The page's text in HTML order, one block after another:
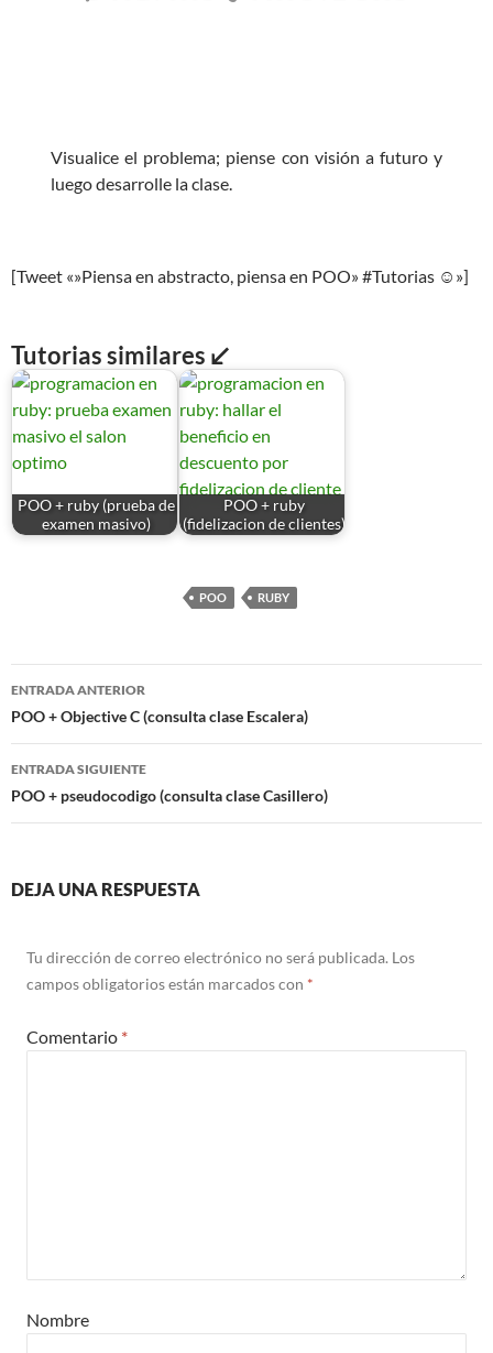
Visualice el problema; piense con visión a futuro y
luego desarrolle la clase.
[Tweet «»Piensa en abstracto, piensa en POO» #Tutorias ☺»]
Tutorias similares ↙
POO + ruby (prueba de
examen masivo)
POO + ruby
(fidelizacion de clientes)
POO RUBY
Navegación
de
entradas
ENTRADA ANTERIOR
POO + Objective C (consulta clase Escalera)
ENTRADA SIGUIENTE
POO + pseudocodigo (consulta clase Casillero)
DEJA UNA RESPUESTA
Tu dirección de correo electrónico no será publicada. Los
campos obligatorios están marcados con *
Comentario *
Nombre